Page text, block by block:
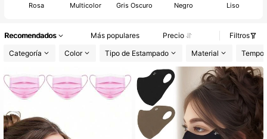
Rosa Multicolor Gris Oscuro Negro Liso
Recomendados Más populares Precio
Filtros
Categoría
Color Tipo de Estampado Material